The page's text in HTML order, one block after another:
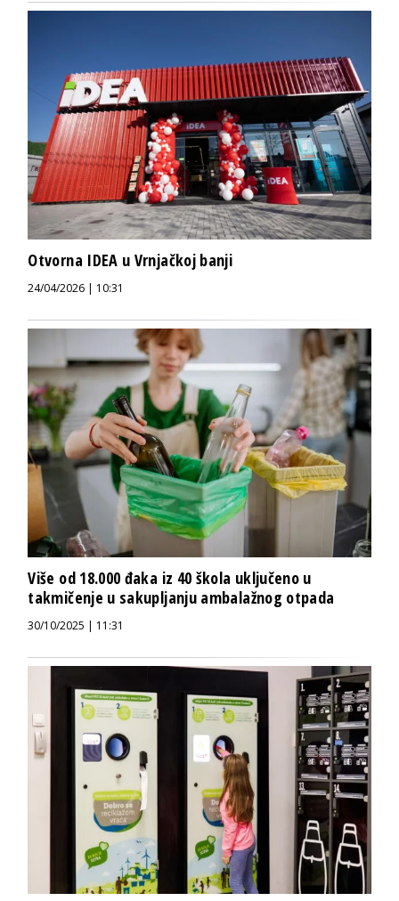
Otvorna IDEA u Vrnjačkoj banji
24/04/2026 | 10:31
Više od 18.000 đaka iz 40 škola uključeno u
takmičenje u sakupljanju ambalažnog otpada
30/10/2025 | 11:31